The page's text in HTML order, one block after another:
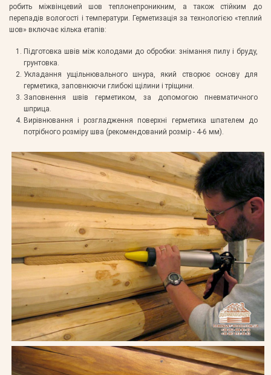
робить міжвінцевий шов теплонепроникним, а також стійким до
перепадів вологості і температури. Герметизація за технологією «теплий
шов» включає кілька етапів:
Підготовка швів між колодами до обробки: знімання пилу і бруду,
грунтовка.
Укладання ущільнювального шнура, який створює основу для
герметика, заповнюючи глибокі щілини і тріщини.
Заповнення швів герметиком, за допомогою пневматичного
шприца.
Вирівнювання і розгладження поверхні герметика шпателем до
потрібного розміру шва (рекомендований розмір - 4-6 мм).